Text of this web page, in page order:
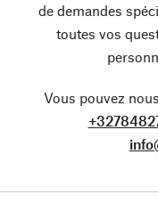
de demandes
toutes vos
Vous pouvez